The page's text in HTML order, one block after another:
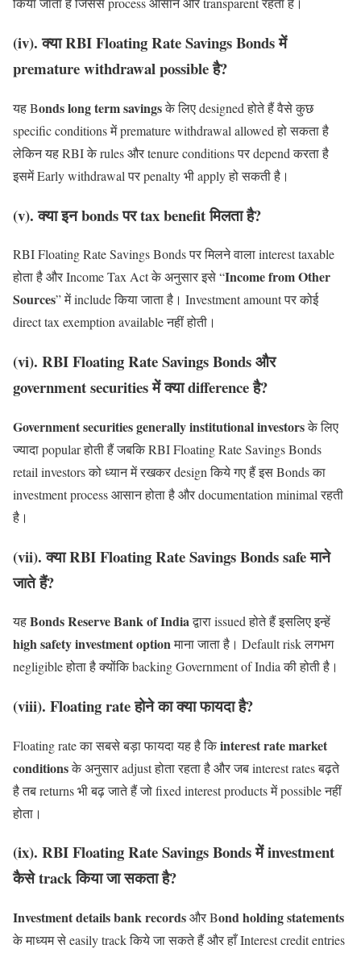
(iv). क्या RBI Floating Rate Savings Bonds में
premature withdrawal possible है?
यह Bonds long term savingsके लिए designed होते हैं वैसे कुछ
specific conditions में premature withdrawal allowed हो सकता है
लेकिन यह RBI के rules और tenure conditions पर depend करता है
इसमें Early withdrawal पर penalty भी apply हो सकती है।
(v). क्या इन bonds पर tax benefit मिलता है?
RBI Floating Rate Savings Bonds पर मिलने वाला interest taxable
होता है और Income Tax Act के अनुसार इसे “Income from Other
Sources” में include किया जाता है। Investment amount पर कोई
direct tax exemption available नहीं होती।
(vi). RBI Floating Rate Savings Bonds और
government securities में क्या difference है?
Government securities generally institutional investorsके लिए
ज्यादा popular होती हैं जबकि RBI Floating Rate Savings Bonds
retail investors को ध्यान में रखकर design किये गए हैं इस Bonds का
investment process आसान होता है और documentation minimal रहती
है।
(vii). क्या RBI Floating Rate Savings Bonds safe माने
जाते हैं?
यहBonds Reserve Bank of Indiaद्वारा issued होते हैं इसलिए इन्हें
high safety investment optionमाना जाता है। Default risk लगभग
negligible होता है क्योंकि backing Government of India की होती है।
(viii). Floating rate होने का क्या फायदा है?
Floating rate का सबसे बड़ा फायदा यह है किinterest rate market
conditionsके अनुसार adjust होता रहता है और जब interest rates बढ़ते
है तब returns भी बढ़ जाते हैं जो fixed interest products में possible नहीं
होता।
(ix). RBI Floating Rate Savings Bonds में investment
कैसे track किया जा सकता है?
Investment details bank recordsऔर Bond holding statements
के माध्यम से easily track किये जा सकते हैं और हाँ Interest credit entries